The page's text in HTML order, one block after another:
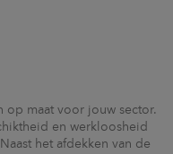
op maat voor jouw sector.
en werkloosheid
het afdekken van de